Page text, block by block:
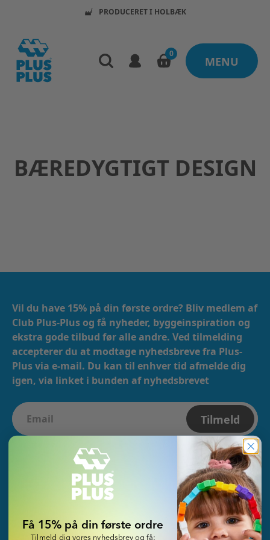
PRODUCERET I HOLBÆK
0
MENU
BÆREDYGTIGT DESIGN
Vil du have 15% på din første ordre? Bliv medlem af
Club Plus-Plus og få nyheder, byggeinspiration og
ekstra gode tilbud før alle andre. Ved tilmelding
accepterer du at modtage nyhedsbreve fra Plus-
Plus via e-mail. ​​ Du kan til enhver tid afmelde dig
igen, via linket i bunden af nyhedsbrevet
Tilmeld
Are you in the right country?
Få 15% på din første ordre
Tilmeld dig vores nyhedsbrev og få: